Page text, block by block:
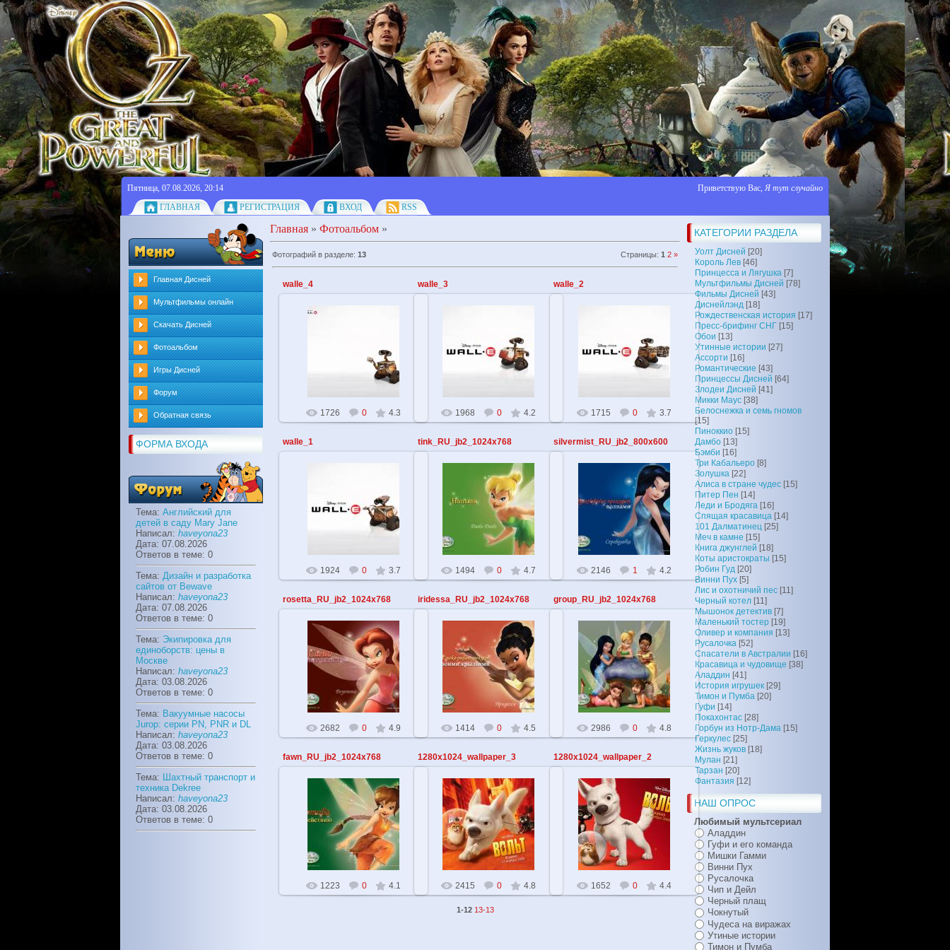
Пятница, 07.08.2026, 20:14 Приветствую Вас, Я тут случайно
ГЛАВНАЯ
РЕГИСТРАЦИЯ ВХОД RSS
Главная Дисней
Мультфильмы онлайн
Скачать Дисней
Фотоальбом
Игры Дисней
Форум
Обратная связь
ФОРМА ВХОДА
Тема: Английский для
детей в саду Mary Jane
Написал: haveyona23
Дата: 07.08.2026
Ответов в теме: 0
Тема: Дизайн и разработка
сайтов от Bewave
Написал: haveyona23
Дата: 07.08.2026
Ответов в теме: 0
Тема: Экипировка для
единоборств: цены в
Москве
Написал: haveyona23
Дата: 03.08.2026
Ответов в теме: 0
Тема: Вакуумные насосы
Jurop: серии PN, PNR и DL
Написал: haveyona23
Дата: 03.08.2026
Ответов в теме: 0
Тема: Шахтный транспорт и
техника Dekree
Написал: haveyona23
Дата: 03.08.2026
Ответов в теме: 0
КАТЕГОРИИ РАЗДЕЛА
Уолт Дисней [20]
Король Лев [46]
Принцесса и Лягушка [7]
Мультфильмы Дисней [78]
Фильмы Дисней [43]
Диснейлэнд [18]
Рождественская история [17]
Пресс-брифинг СНГ [15]
Обои [13]
Утинные истории [27]
Ассорти [16]
Романтические [43]
Принцессы Дисней [64]
Злодеи Дисней [41]
Микки Маус [38]
Белоснежка и семь гномов
[15]
Пиноккио [15]
Дамбо [13]
Бэмби [16]
Три Кабальеро [8]
Золушка [22]
Алиса в стране чудес [15]
Питер Пен [14]
Леди и Бродяга [16]
Спящая красавица [14]
101 Далматинец [25]
Меч в камне [15]
Книга джунглей [18]
Коты аристократы [15]
Робин Гуд [20]
Винни Пух [5]
Лис и охотничий пес [11]
Черный котел [11]
Мышонок детектив [7]
Маленький тостер [19]
Оливер и компания [13]
Русалочка [52]
Спасатели в Австралии [16]
Красавица и чудовище [38]
Аладдин [41]
История игрушек [29]
Тимон и Пумба [20]
Гуфи [14]
Покахонтас [28]
Горбун из Нотр-Дама [15]
Геркулес [25]
Жизнь жуков [18]
Мулан [21]
Тарзан [20]
Фантазия [12]
НАШ ОПРОС
Любимый мультсериал
Аладдин
Гуфи и его команда
Мишки Гамми
Винни Пух
Русалочка
Чип и Дейл
Черный плащ
Чокнутый
Чудеса на виражах
Утиные истории
Тимон и Пумба
Главная » Фотоальбом »
Фотографий в разделе: 13 Страницы: 1 2 »
walle_4
TehnoiD
1726 0 4.3
walle_3
28.05.2010
TehnoiD
1968 0 4.2
walle_2
28.05.2010
TehnoiD
1715 0 3.7
walle_1
28.05.2010
TehnoiD
1924 0 3.7
tink_RU_jb2_1024x768
28.05.2010
TehnoiD
1494 0 4.7
silvermist_RU_jb2_800x600
28.05.2010
TehnoiD
2146 1 4.2
rosetta_RU_jb2_1024x768
28.05.2010
TehnoiD
2682 0 4.9
iridessa_RU_jb2_1024x768
28.05.2010
TehnoiD
1414 0 4.5
group_RU_jb2_1024x768
28.05.2010
TehnoiD
2986 0 4.8
fawn_RU_jb2_1024x768
28.05.2010
TehnoiD
1223 0 4.1
1280x1024_wallpaper_3
28.05.2010
TehnoiD
2415 0 4.8
1280x1024_wallpaper_2
28.05.2010
TehnoiD
1652 0 4.4
1-12 13-13